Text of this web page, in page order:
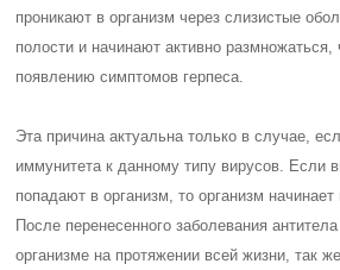
проникают в организм через слизистые
полости и начинают активно размножаться,
появлению симптомов герпеса.
Эта причина актуальна только в случае,
иммунитета к данному типу вирусов. Если
попадают в организм, то организм
После перенесенного заболевания
организме на протяжении всей жизни, так